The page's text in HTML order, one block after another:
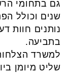
גם בתחומי
שנים וכולל
נותנים חוות
בתביעה.
למשרד
שליט מיומן